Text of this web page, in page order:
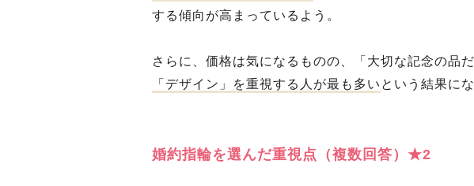
する傾向が高まっているよう。
さらに、価格は気になるものの、「大切な記念の品
「デザイン」を重視する人が最も多い という結果に
婚約指輪を選んだ重視点（複数回答）★2